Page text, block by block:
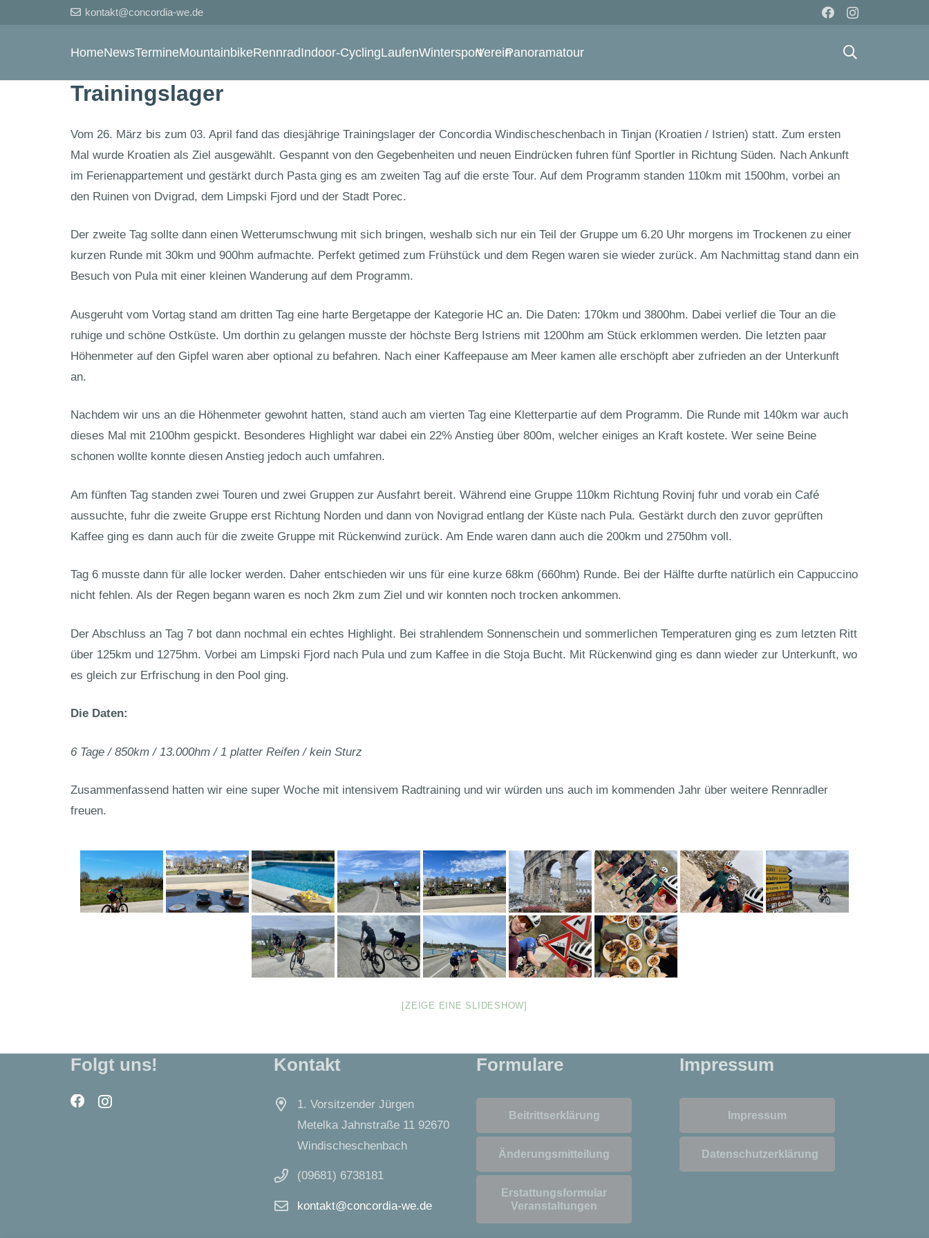
kontakt@concordia-we.de
HomeNewsTermineMountainbikeRennradIndoor-CyclingLaufenWintersportVereinPanoramatour
Trainingslager
Vom 26. März bis zum 03. April fand das diesjährige Trainingslager der Concordia Windischeschenbach in Tinjan (Kroatien / Istrien) statt. Zum ersten
Mal wurde Kroatien als Ziel ausgewählt. Gespannt von den Gegebenheiten und neuen Eindrücken fuhren fünf Sportler in Richtung Süden. Nach Ankunft
im Ferienappartement und gestärkt durch Pasta ging es am zweiten Tag auf die erste Tour. Auf dem Programm standen 110km mit 1500hm, vorbei an
den Ruinen von Dvigrad, dem Limpski Fjord und der Stadt Porec.
Der zweite Tag sollte dann einen Wetterumschwung mit sich bringen, weshalb sich nur ein Teil der Gruppe um 6.20 Uhr morgens im Trockenen zu einer
kurzen Runde mit 30km und 900hm aufmachte. Perfekt getimed zum Frühstück und dem Regen waren sie wieder zurück. Am Nachmittag stand dann ein
Besuch von Pula mit einer kleinen Wanderung auf dem Programm.
Ausgeruht vom Vortag stand am dritten Tag eine harte Bergetappe der Kategorie HC an. Die Daten: 170km und 3800hm. Dabei verlief die Tour an die
ruhige und schöne Ostküste. Um dorthin zu gelangen musste der höchste Berg Istriens mit 1200hm am Stück erklommen werden. Die letzten paar
Höhenmeter auf den Gipfel waren aber optional zu befahren. Nach einer Kaffeepause am Meer kamen alle erschöpft aber zufrieden an der Unterkunft
an.
Nachdem wir uns an die Höhenmeter gewohnt hatten, stand auch am vierten Tag eine Kletterpartie auf dem Programm. Die Runde mit 140km war auch
dieses Mal mit 2100hm gespickt. Besonderes Highlight war dabei ein 22% Anstieg über 800m, welcher einiges an Kraft kostete. Wer seine Beine
schonen wollte konnte diesen Anstieg jedoch auch umfahren.
Am fünften Tag standen zwei Touren und zwei Gruppen zur Ausfahrt bereit. Während eine Gruppe 110km Richtung Rovinj fuhr und vorab ein Café
aussuchte, fuhr die zweite Gruppe erst Richtung Norden und dann von Novigrad entlang der Küste nach Pula. Gestärkt durch den zuvor geprüften
Kaffee ging es dann auch für die zweite Gruppe mit Rückenwind zurück. Am Ende waren dann auch die 200km und 2750hm voll.
Tag 6 musste dann für alle locker werden. Daher entschieden wir uns für eine kurze 68km (660hm) Runde. Bei der Hälfte durfte natürlich ein Cappuccino
nicht fehlen. Als der Regen begann waren es noch 2km zum Ziel und wir konnten noch trocken ankommen.
Der Abschluss an Tag 7 bot dann nochmal ein echtes Highlight. Bei strahlendem Sonnenschein und sommerlichen Temperaturen ging es zum letzten Ritt
über 125km und 1275hm. Vorbei am Limpski Fjord nach Pula und zum Kaffee in die Stoja Bucht. Mit Rückenwind ging es dann wieder zur Unterkunft, wo
es gleich zur Erfrischung in den Pool ging.
Die Daten:
6 Tage / 850km / 13.000hm / 1 platter Reifen / kein Sturz
Zusammenfassend hatten wir eine super Woche mit intensivem Radtraining und wir würden uns auch im kommenden Jahr über weitere Rennradler
freuen.
[ZEIGE EINE SLIDESHOW]
Folgt uns! Kontakt
1. Vorsitzender Jürgen
Metelka Jahnstraße 11 92670
Windischeschenbach
(09681) 6738181
kontakt@concordia-we.de
Formulare
Beitrittserklärung
Änderungsmitteilung
Erstattungsformular
Veranstaltungen
Impressum
Impressum
Datenschutzerklärung